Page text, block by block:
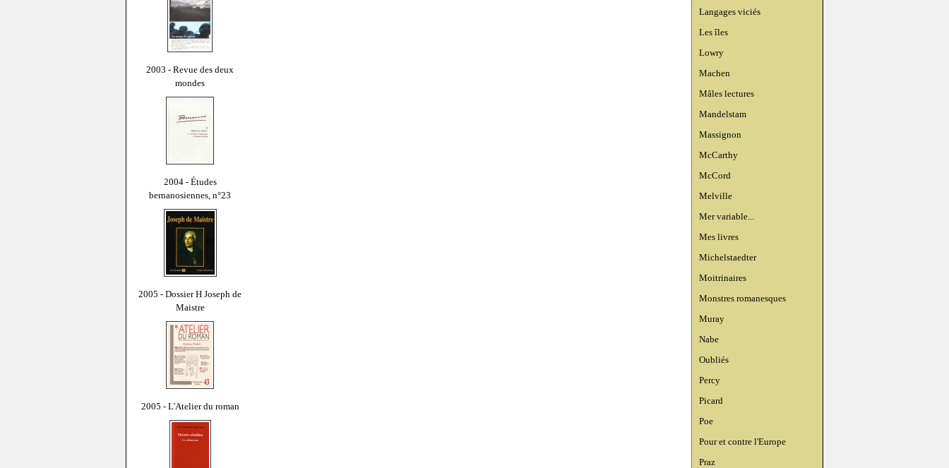
2003 - Revue des deux
mondes
2004 - Études
bernanosiennes, n°23
2005 - Dossier H Joseph de
Maistre
2005 - L'Atelier du roman
Langages viciés
Les îles
Lowry
Machen
Mâles lectures
Mandelstam
Massignon
McCarthy
McCord
Melville
Mer variable...
Mes livres
Michelstaedter
Moitrinaires
Monstres romanesques
Muray
Nabe
Oubliés
Percy
Picard
Poe
Pour et contre l'Europe
Praz